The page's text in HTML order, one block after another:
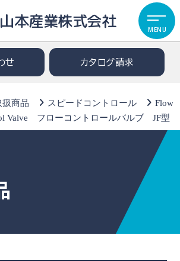
山本産業株式会社
せ カタログ請求
扱商品 スピードコントロール
Flow
Valve フローコントロールバルブ JF型
MENU